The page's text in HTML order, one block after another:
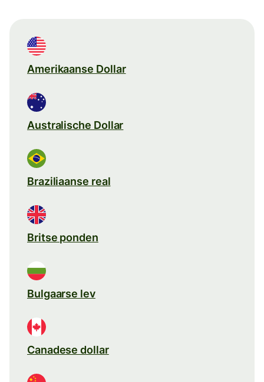
Amerikaanse Dollar
Australische Dollar
Braziliaanse real
Britse ponden
Bulgaarse lev
Canadese dollar